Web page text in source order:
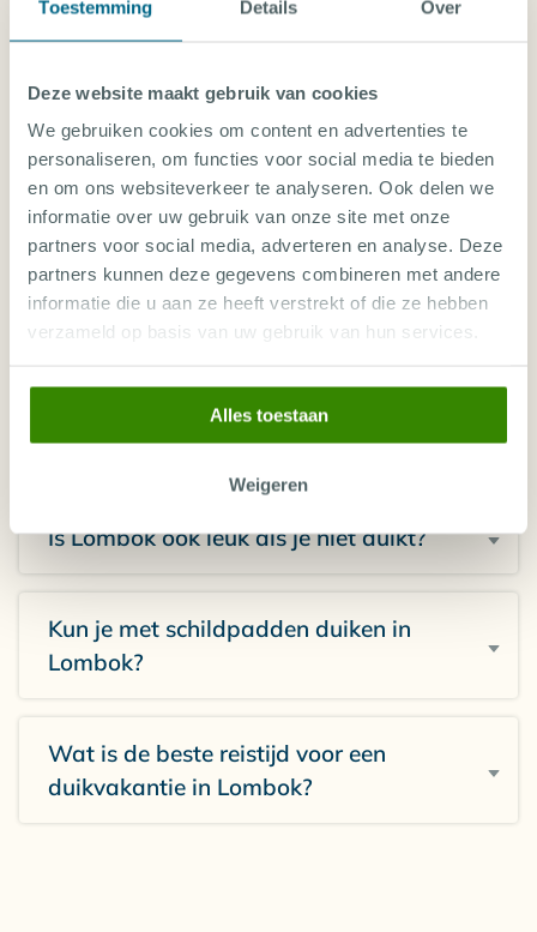
Toestemming Details Over
Deze website maakt gebruik van cookies
We gebruiken cookies om content en advertenties te
personaliseren, om functies voor social media te bieden
en om ons websiteverkeer te analyseren. Ook delen we
informatie over uw gebruik van onze site met onze
partners voor social media, adverteren en analyse. Deze
partners kunnen deze gegevens combineren met andere
informatie die u aan ze heeft verstrekt of die ze hebben
verzameld op basis van uw gebruik van hun services.
Alles toestaan
Weigeren
Lombok ligt is Gili Air. Hier zijn de duikstekken de
De beste reisperiode om
vereren is van juni tot en met oktober. Gedurende
deze maanden is het water relatief vlak en de
temperatuur ervan aangenaam. Tevens valt er in
deze tijd van het jaar de minste regen.
een duikvakantie in Lombok. Staat jouw
vraag er niet tussen? Onze
duikreisspecialisten helpen je graag
verder.
PERSOONLIJK ADVIES
Kun je ook leren duiken in Lombok?
Is Lombok ook leuk als je niet duikt?
Kun je met schildpadden duiken in
Lombok?
Wat is de beste reistijd voor een
duikvakantie in Lombok?